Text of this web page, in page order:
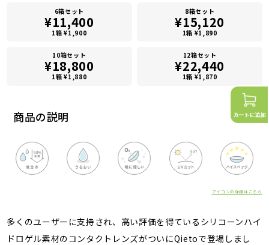
商品の説明
アイコンの詳細はこちら
多くのユーザーに支持され、高い評価を得ているシリコーンハイ
ドロゲル素材のコンタクトレンズがついにQietoで登場しまし
6箱セット
¥11,400
1箱 ¥1,900
8箱セット
¥15,120
1箱 ¥1,890
10箱セット
¥18,800
1箱 ¥1,880
12箱セット
¥22,440
1箱 ¥1,870